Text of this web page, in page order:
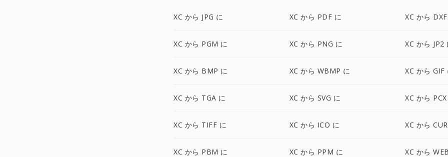
XC から JPG に XC から PDF に XC から
XC から PGM に XC から PNG に XC から JP2
XC から BMP に XC から WBMP に XC から GIF
XC から TGA に XC から SVG に XC から
XC から TIFF に XC から ICO に XC から
XC から PBM に XC から PPM に XC から